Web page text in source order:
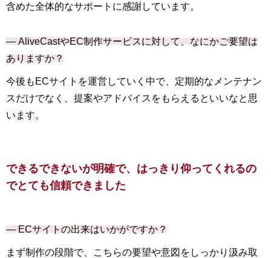
含めた全体的なサポートに感謝しています。
― AliveCastやEC制作サービスに対して、なにかご要望は
ありますか？
今後もECサイトを運営していく中で、定期的なメンテナン
スだけでなく、提案やアドバイスをもらえるといいなと思
います。
できるできないが明確で、 はっきり仰ってくれるの
でとても信頼できました
― ECサイトの出来はいかがですか？
まず制作の段階で、こちらの要望や意図をしっかり汲み取